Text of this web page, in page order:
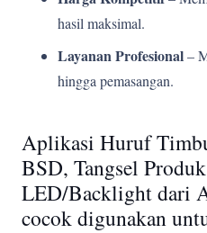
hasil maksimal.
Layanan Profesional–
hingga pemasangan.
Aplikasi Huruf
BSD, Tangsel
LED/Backlight dari
cocok digunakan